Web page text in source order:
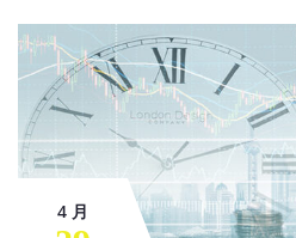
4 月